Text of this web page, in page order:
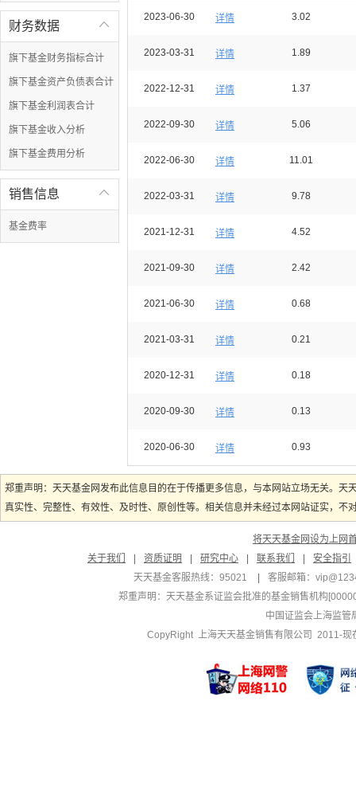

财务数据
旗下基金财务指标合计
旗下基金资产负债表合计
旗下基金利润表合计
旗下基金收入分析
旗下基金费用分析

销售信息
基金费率
2023-06-30 详情 3.02
2023-03-31 详情 1.89
2022-12-31 详情 1.37
2022-09-30 详情 5.06
2022-06-30 详情 11.01
2022-03-31 详情 9.78
2021-12-31 详情 4.52
2021-09-30 详情 2.42
2021-06-30 详情 0.68
2021-03-31 详情 0.21
2020-12-31 详情 0.18
2020-09-30 详情 0.13
2020-06-30 详情 0.93
郑重声明：天天基金网发布此信息目的在于传播更多信息，与本网站立场无关。
真实性、完整性、有效性、及时性、原创性等。相关信息并未经过本网站证实，
将天天基金网设为上网
关于我们
资质证明 研究中心 联系我们
安全指引
天天基金客服热线：95021
客服邮箱：
郑重声明： 天天基金系证监会批准的基金销售机构
中国证监会上海监管
CopyRight 上海天天基金销售有限公司 2011-